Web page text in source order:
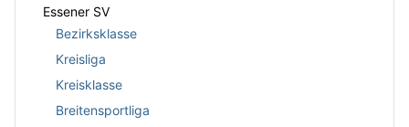
Essener SV
Bezirksklasse
Kreisliga
Kreisklasse
Breitensportliga